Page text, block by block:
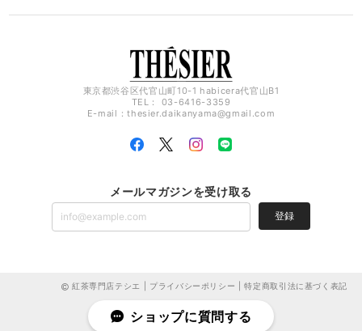
東京都渋谷区代官山町10-1 habicera代官山B1
TEL： 03-6416-3359
E-mail：thesier.daikanyama@gmail.com
メールマガジンを受け取る
登録
紅茶専門店テシエ | プライバシーポリシー |特定商取引法に基づく表記
ショップに質問する